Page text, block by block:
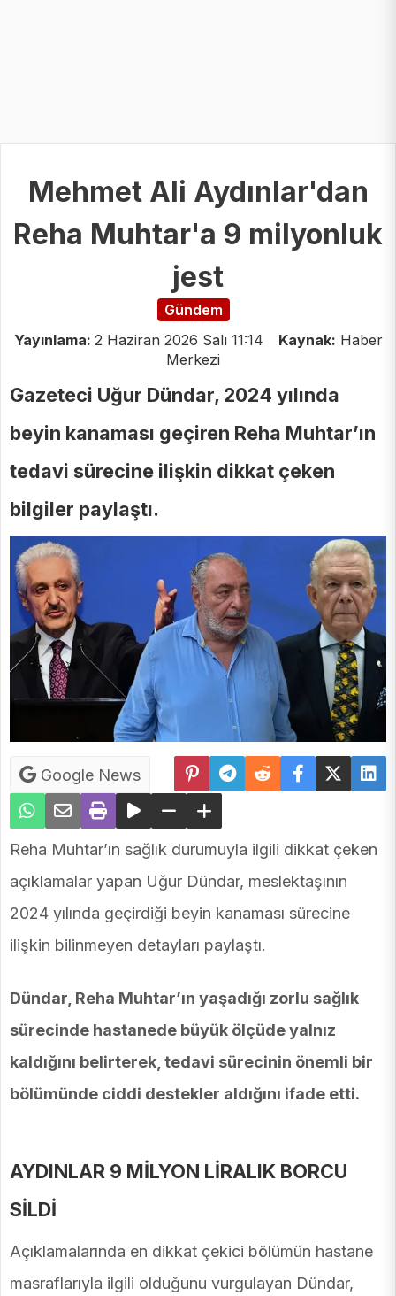
Mehmet Ali Aydınlar'dan
Reha Muhtar'a 9 milyonluk
jest
Gündem
Yayınlama: 2 Haziran 2026 Salı 11:14 Kaynak: Haber
Merkezi
Gazeteci Uğur Dündar, 2024 yılında
beyin kanaması geçiren Reha Muhtar’ın
tedavi sürecine ilişkin dikkat çeken
bilgiler paylaştı.
Google News
Reha Muhtar’ın sağlık durumuyla ilgili dikkat çeken
açıklamalar yapan Uğur Dündar, meslektaşının
2024 yılında geçirdiği beyin kanaması sürecine
ilişkin bilinmeyen detayları paylaştı.
Dündar, Reha Muhtar’ın yaşadığı zorlu sağlık
sürecinde hastanede büyük ölçüde yalnız
kaldığını belirterek, tedavi sürecinin önemli bir
bölümünde ciddi destekler aldığını ifade etti.
AYDINLAR 9 MİLYON LİRALIK BORCU
SİLDİ
Açıklamalarında en dikkat çekici bölümün hastane
masraflarıyla ilgili olduğunu vurgulayan Dündar,